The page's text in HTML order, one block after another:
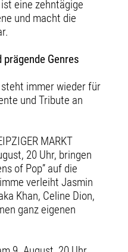
ist eine zehntägige
und macht die
Genres
steht immer wieder für
und Tribute an
MARKT
20 Uhr, bringen
of Pop” auf die
verleiht Jasmin
Khan, Celine Dion,
ganz eigenen